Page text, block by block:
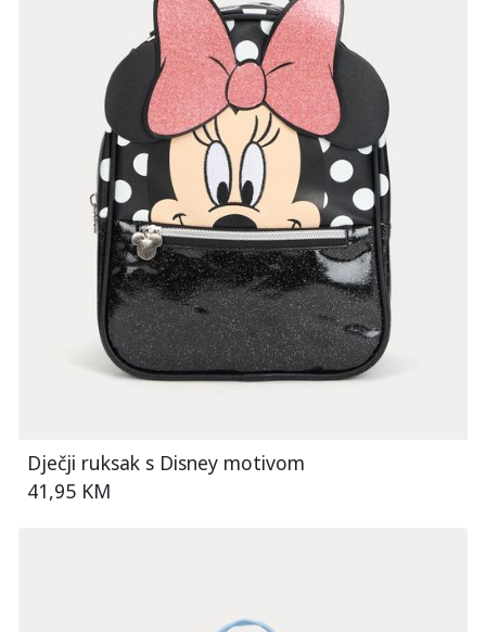
Dječji ruksak s Disney motivom
41,95 KM